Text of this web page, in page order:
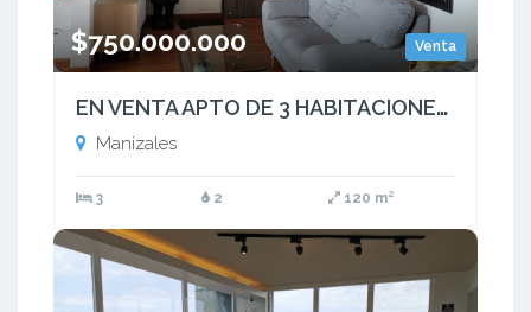
Venta
$750.000.000
EN VENTA APTO DE 3 HABITACIONES CERCA AL CENTRO COMERCIAL SANCANCIO
Manizales
3 2 120 m²